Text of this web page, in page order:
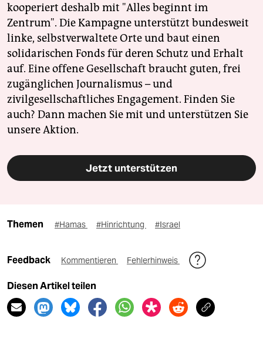
kooperiert deshalb mit "Alles beginnt im
Zentrum". Die Kampagne unterstützt bundesweit
linke, selbstverwaltete Orte und baut einen
solidarischen Fonds für deren Schutz und Erhalt
auf. Eine offene Gesellschaft braucht guten, frei
zugänglichen Journalismus – und
zivilgesellschaftliches Engagement. Finden Sie
auch? Dann machen Sie mit und unterstützen Sie
unsere Aktion.
Jetzt unterstützen
Themen #Hamas #Hinrichtung #Israel
Feedback Kommentieren Fehlerhinweis
Diesen Artikel teilen